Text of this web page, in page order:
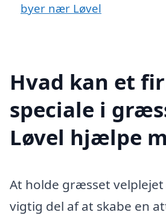
byer nær Løvel
Hvad kan et
speciale i
Løvel hjælpe
At holde græsset
vigtig del af at skabe en